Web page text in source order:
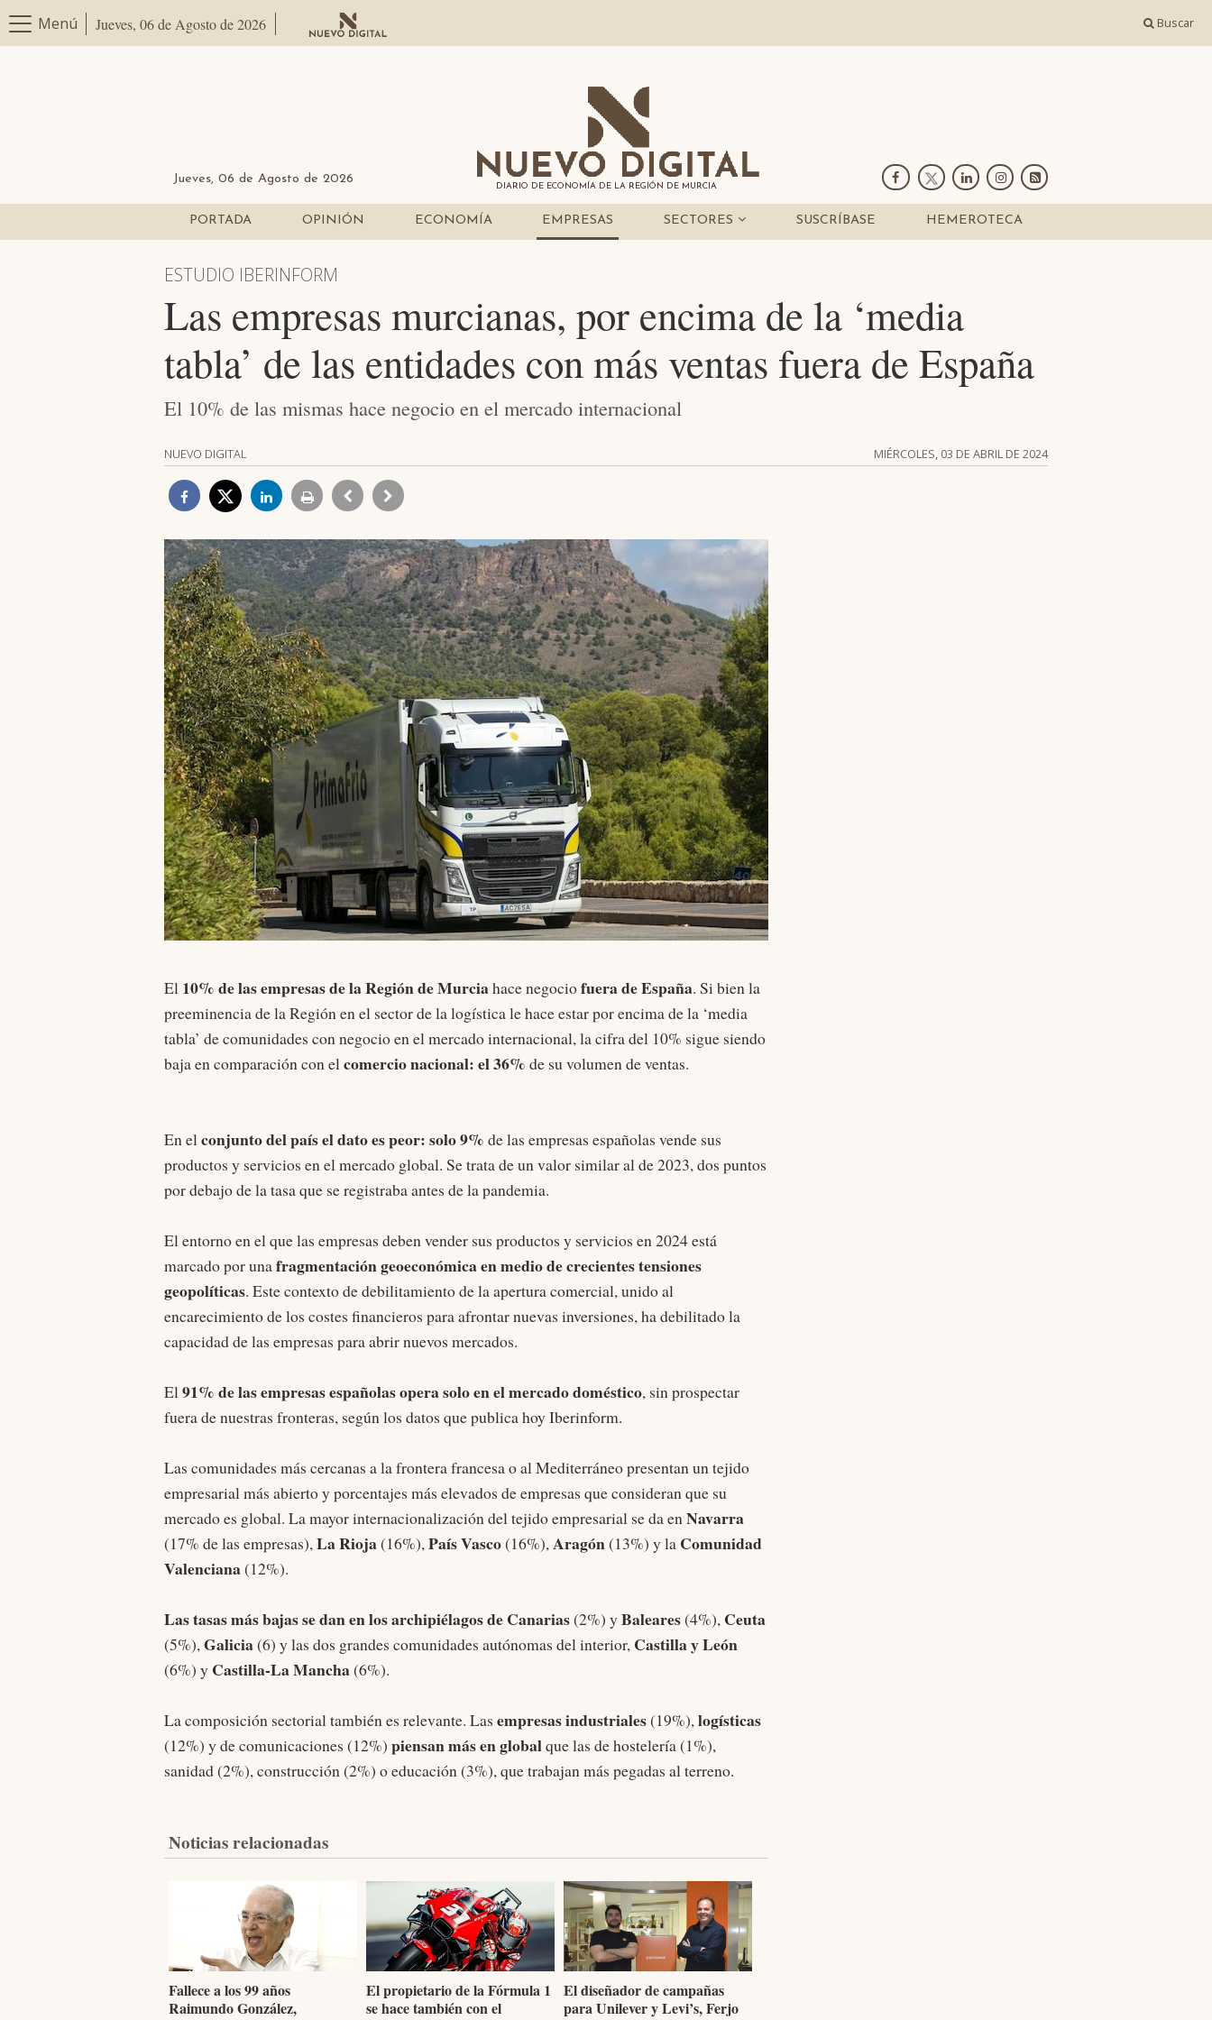
Menú Jueves, 06 de Agosto de 2026 Buscar
Jueves, 06 de Agosto de 2026
DIARIO DE ECONOMÍA DE LA REGIÓN DE MURCIA
PORTADA OPINIÓN ECONOMÍA EMPRESAS SECTORES SUSCRÍBASE HEMEROTECA
ESTUDIO IBERINFORM
Las empresas murcianas, por encima de la ‘media
tabla’ de las entidades con más ventas fuera de España
El 10% de las mismas hace negocio en el mercado internacional
NUEVO DIGITAL MIÉRCOLES, 03 DE ABRIL DE 2024
El 10% de las empresas de la Región de Murciahace negociofuera de España. Si bien la
preeminencia de la Región en el sector de la logística le hace estar por encima de la ‘media
tabla’ de comunidades con negocio en el mercado internacional, la cifra del 10% sigue siendo
baja en comparación con elcomercio nacional: el 36% de su volumen de ventas.
En elconjunto del país el dato es peor: solo 9% de las empresas españolas vende sus
productos y servicios en el mercado global. Se trata de un valor similar al de 2023, dos puntos
por debajo de la tasa que se registraba antes de la pandemia.
El entorno en el que las empresas deben vender sus productos y servicios en 2024 está
marcado por unafragmentación geoeconómica en medio de crecientes tensiones
geopolíticas. Este contexto de debilitamiento de la apertura comercial, unido al
encarecimiento de los costes financieros para afrontar nuevas inversiones, ha debilitado la
capacidad de las empresas para abrir nuevos mercados.
El91% de las empresas españolas opera solo en el mercado doméstico, sin prospectar
fuera de nuestras fronteras, según los datos que publica hoy Iberinform.
Las comunidades más cercanas a la frontera francesa o al Mediterráneo presentan un tejido
empresarial más abierto y porcentajes más elevados de empresas que consideran que su
mercado es global. La mayor internacionalización del tejido empresarial se da enNavarra
(17% de las empresas),La Rioja(16%),País Vasco(16%),Aragón(13%) y la Comunidad
Valenciana(12%).
Las tasas más bajas se dan en los archipiélagos de Canarias(2%) yBaleares(4%), Ceuta
(5%),Galicia(6) y las dos grandes comunidades autónomas del interior, Castilla y León
(6%) y Castilla-La Mancha(6%).
La composición sectorial también es relevante. Las empresas industriales(19%),logísticas
(12%) y de comunicaciones (12%) piensan más en globalque las de hostelería (1%),
sanidad (2%), construcción (2%) o educación (3%), que trabajan más pegadas al terreno.
Noticias relacionadas
Fallece a los 99 años
Raimundo González,
El propietario de la Fórmula 1
se hace también con el
El diseñador de campañas
para Unilever y Levi’s, Ferjo